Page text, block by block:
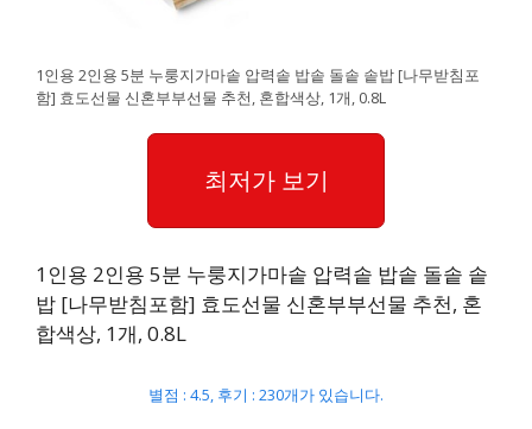
1인용 2인용 5분 누룽지가마솥 압력솥 밥솥 돌솥 솥밥 [나무받침포
함] 효도선물 신혼부부선물 추천, 혼합색상, 1개, 0.8L
최저가 보기
1인용 2인용 5분 누룽지가마솥 압력솥 밥솥 돌솥 솥
밥 [나무받침포함] 효도선물 신혼부부선물 추천, 혼
합색상, 1개, 0.8L
별점 : 4.5, 후기 : 230개가 있습니다.